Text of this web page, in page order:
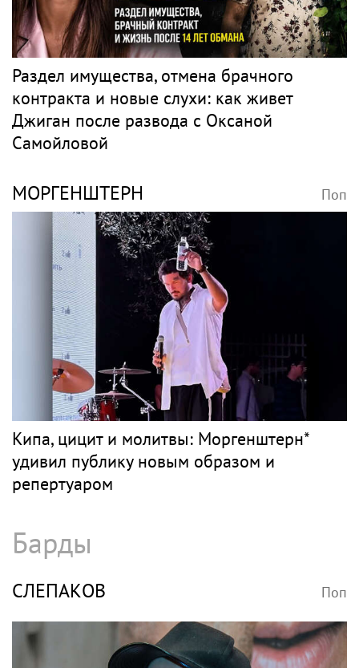
Омут или брод? Пьяный Андрей
Макаревич сиганул с моста в Москву-реку
Рэп
ДЖИГАН
контракта и новые слухи: как живет
Самойловой